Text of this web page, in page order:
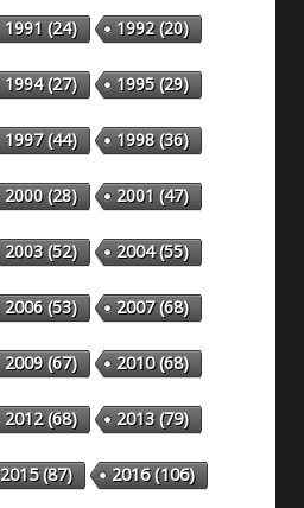
1991 (24) 1992(20)
1994(27) 1995(29)
1997(44) 1998(36)
2000(28) 2001 (47)
2003(52) 2004(55)
2006(53) 2007(68)
2009(67) 2010(68)
2012(68) 2013(79)
2015(87) 2016(106)